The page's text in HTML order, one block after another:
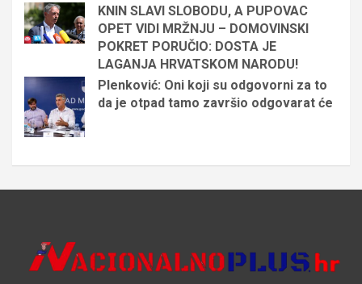
KNIN SLAVI SLOBODU, A PUPOVAC
OPET VIDI MRŽNJU – DOMOVINSKI
POKRET PORUČIO: DOSTA JE
LAGANJA HRVATSKOM NARODU!
Plenković: Oni koji su odgovorni za to
da je otpad tamo završio odgovarat će